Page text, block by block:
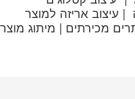
| עיצוב אריזה למוצר
מכירתים | מיתוג מוצר